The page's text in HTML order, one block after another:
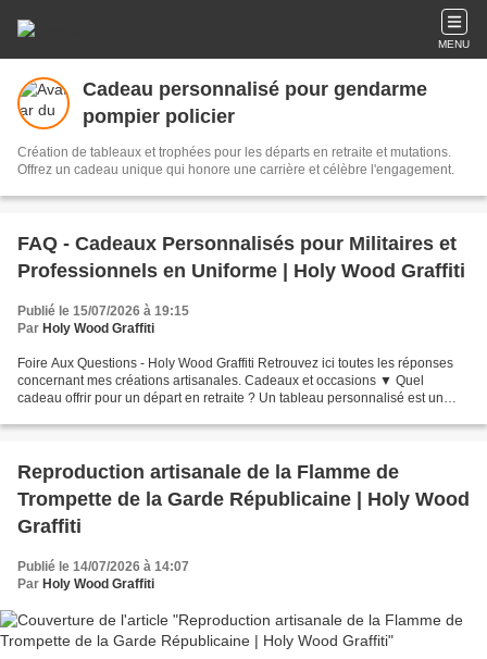
MENU
Cadeau personnalisé pour gendarme
pompier policier
Création de tableaux et trophées pour les départs en retraite et mutations.
Offrez un cadeau unique qui honore une carrière et célèbre l'engagement.
FAQ - Cadeaux Personnalisés pour Militaires et
Professionnels en Uniforme | Holy Wood Graffiti
Publié le 15/07/2026 à 19:15
Par Holy Wood Graffiti
Foire Aux Questions - Holy Wood Graffiti Retrouvez ici toutes les réponses
concernant mes créations artisanales. Cadeaux et occasions ▼ Quel
cadeau offrir pour un départ en retraite ? Un tableau personnalisé est un
Reproduction artisanale de la Flamme de
Trompette de la Garde Républicaine | Holy Wood
Graffiti
Publié le 14/07/2026 à 14:07
Par Holy Wood Graffiti